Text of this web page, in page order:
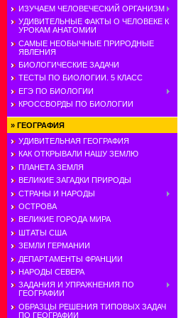
ИЗУЧАЕМ ЧЕЛОВЕЧЕСКИЙ ОРГАНИЗМ
УДИВИТЕЛЬНЫЕ ФАКТЫ О ЧЕЛОВЕКЕ К
УРОКАМ АНАТОМИИ
САМЫЕ НЕОБЫЧНЫЕ ПРИРОДНЫЕ
ЯВЛЕНИЯ
БИОЛОГИЧЕСКИЕ ЗАДАЧИ
ТЕСТЫ ПО БИОЛОГИИ. 5 КЛАСС
ЕГЭ ПО БИОЛОГИИ
КРОССВОРДЫ ПО БИОЛОГИИ
» ГЕОГРАФИЯ
УДИВИТЕЛЬНАЯ ГЕОГРАФИЯ
КАК ОТКРЫВАЛИ НАШУ ЗЕМЛЮ
ПЛАНЕТА ЗЕМЛЯ
ВЕЛИКИЕ ЗАГАДКИ ПРИРОДЫ
СТРАНЫ И НАРОДЫ
ОСТРОВА
ВЕЛИКИЕ ГОРОДА МИРА
ШТАТЫ США
ЗЕМЛИ ГЕРМАНИИ
ДЕПАРТАМЕНТЫ ФРАНЦИИ
НАРОДЫ СЕВЕРА
ЗАДАНИЯ И УПРАЖНЕНИЯ ПО
ГЕОГРАФИИ
ОБРАЗЦЫ РЕШЕНИЯ ТИПОВЫХ ЗАДАЧ
ПО ГЕОГРАФИИ